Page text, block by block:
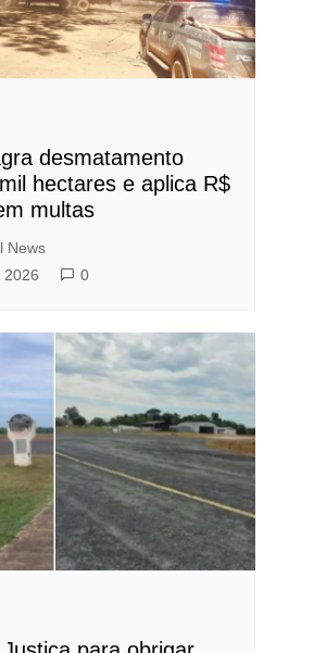
desmatamento
hectares e aplica R$
multas
News
2026
0